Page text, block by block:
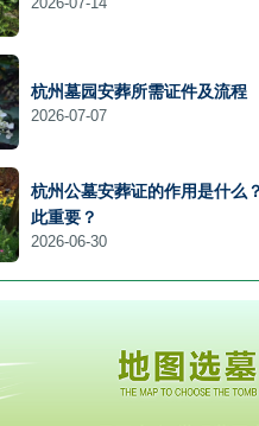
杭州墓园安葬所需证件及流程
2026-07-07
杭州公墓安葬证的作用是什么
此重要？
2026-06-30